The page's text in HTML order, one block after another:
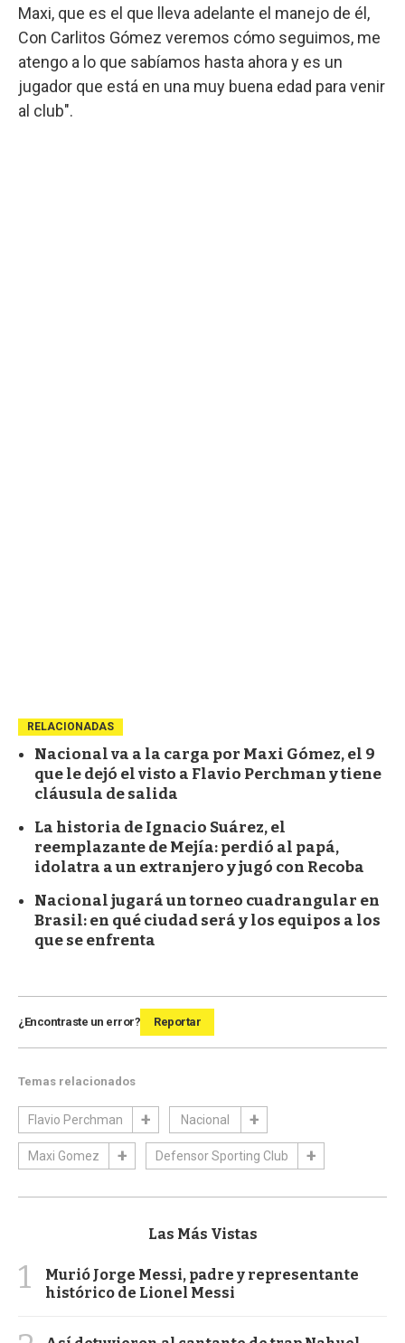
Maxi, que es el que lleva adelante el manejo de él,
Con Carlitos Gómez veremos cómo seguimos, me
atengo a lo que sabíamos hasta ahora y es un
jugador que está en una muy buena edad para venir
al club".
RELACIONADAS
Nacional va a la carga por Maxi Gómez, el 9
que le dejó el visto a Flavio Perchman y tiene
cláusula de salida
La historia de Ignacio Suárez, el
reemplazante de Mejía: perdió al papá,
idolatra a un extranjero y jugó con Recoba
Nacional jugará un torneo cuadrangular en
Brasil: en qué ciudad será y los equipos a los
que se enfrenta
¿Encontraste un error? Reportar
Temas relacionados
Flavio Perchman Nacional
Maxi Gomez Defensor Sporting Club
Las Más Vistas
1
Murió Jorge Messi, padre y representante
histórico de Lionel Messi